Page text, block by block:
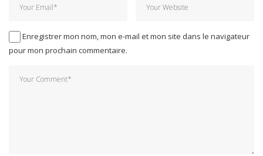
Enregistrer mon nom, mon e-mail et mon site dans le navigateur
pour mon prochain commentaire.